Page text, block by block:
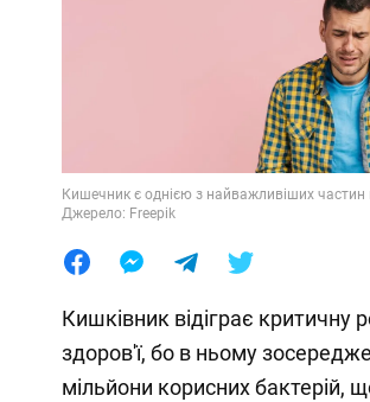
Кишечник є однією з найважливіших частин
Джерело: Freepik
Кишківник відіграє критичну
здоров'ї, бо в ньому
мільйони корисних бактерій,